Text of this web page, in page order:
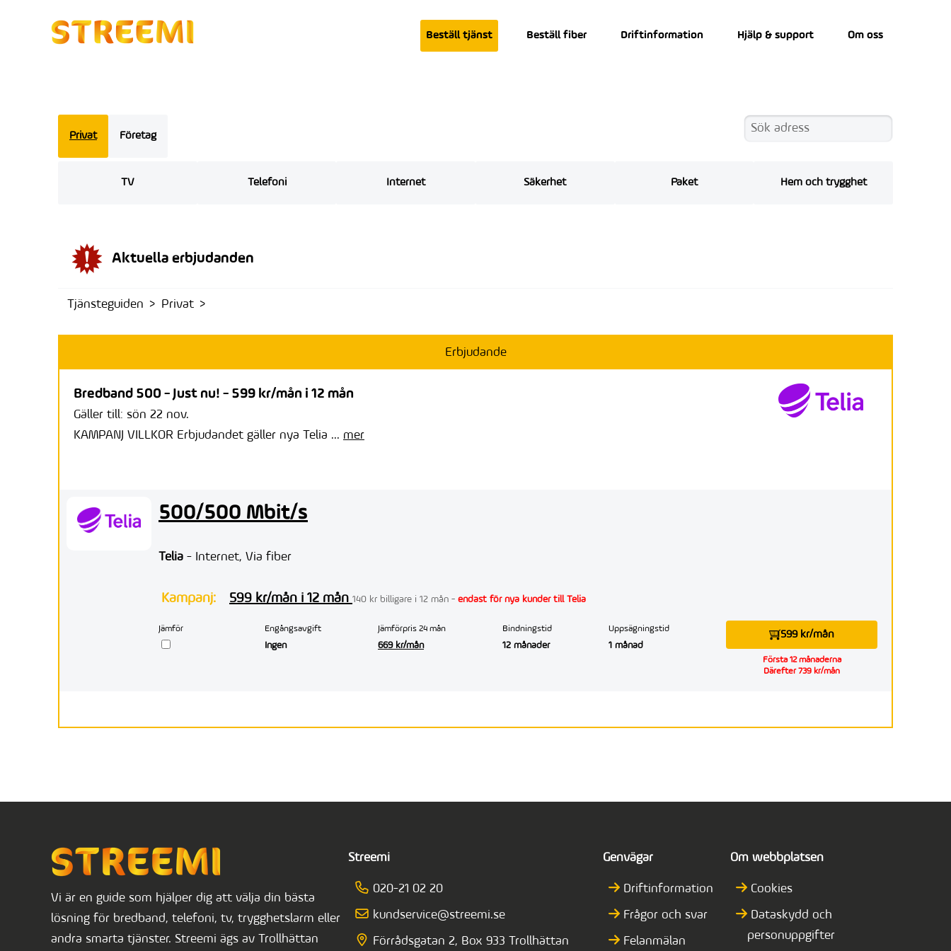
Beställ tjänst Beställ fiber Driftinformation Hjälp & support Om oss
Privat Företag
TV Telefoni Internet Säkerhet Paket Hem och trygghet
Aktuella erbjudanden
Tjänsteguiden Privat
Erbjudande
Bredband 500 - Just nu! - 599 kr/mån i 12 mån
Gäller till: sön 22 nov.
KAMPANJ VILLKOR Erbjudandet gäller nya Telia ... mer
500/500 Mbit/s
Telia - Internet, Via fiber
Kampanj: 599 kr/mån i 12 mån 140 kr billigare i 12 mån - endast för nya kunder till Telia
Jämför Engångsavgift
Ingen
Jämförpris 24 mån
669 kr/mån
Bindningstid
12 månader
Uppsägningstid
1 månad
599 kr/mån
Första 12 månaderna
Därefter 739 kr/mån
Vi är en guide som hjälper dig att välja din bästa
lösning för bredband, telefoni, tv, trygghetslarm eller
andra smarta tjänster. Streemi ägs av Trollhättan
Streemi
020-21 02 20
kundservice@streemi.se
Förrådsgatan 2, Box 933 Trollhättan
Genvägar
Driftinformation
Frågor och svar
Felanmälan
Om webbplatsen
Cookies
Dataskydd och
personuppgifter